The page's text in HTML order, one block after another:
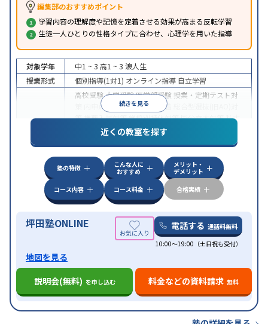
編集部のおすすめポイント
学習内容の理解度や記憶を定着させる効果が高まる反転学習
生徒一人ひとりの性格タイプに合わせ、心理学を用いた指導
続きを見る
対象学年 中1 ~ 3 高1 ~ 3 浪人生
授業形式
個別指導(1対1) オンライン指導 自立学習
高校受験大学受験医学部受験 授業・定期テスト対
内申点対策学習習慣の定着
策推薦入試対策学校別特化対策国公立大対策私大
共通テスト対策英検(英語検定)対策
その
特徴
中高一貫校生に対応授業の振替可能 不登校生に対
学習にPC・タブレットを利用オンライン対応
科目から受講可能季節講習のみの受講可発達障害
の子どもに対応
近くの教室を探す
塾の特徴
こんな人に
おすすめ
メリット・
デメリット
コース内容
コース料金 合格実績
坪田塾ONLINE 電話する 通話料無料
10:00～19:00（土日祝も受付）
地図を見る
説明会(無料) を申し込む 料金などの資料請求 無料